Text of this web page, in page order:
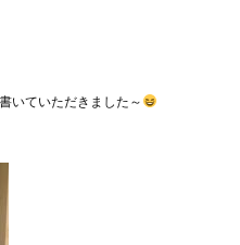
いていただきました～